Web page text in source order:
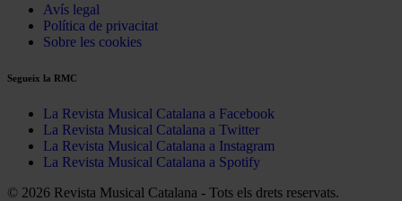
Avís legal
Política de privacitat
Sobre les cookies
Segueix la RMC
La Revista Musical Catalana a Facebook
La Revista Musical Catalana a Twitter
La Revista Musical Catalana a Instagram
La Revista Musical Catalana a Spotify
© 2026 Revista Musical Catalana - Tots els drets reservats.